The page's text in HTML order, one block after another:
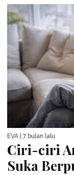
EVA | 7 bulan lalu
Ciri-ciri
Suka